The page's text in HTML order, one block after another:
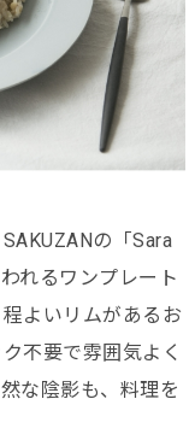
の「Sara
れるワンプレート
よいリムがあるお
不要で雰囲気よく
な陰影も、料理を